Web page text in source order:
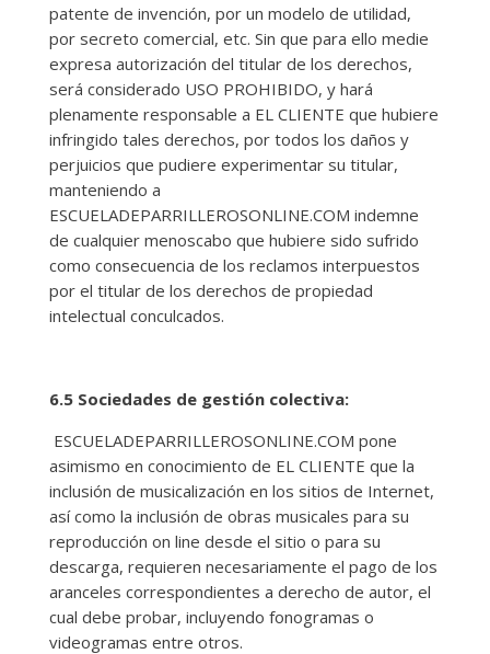
patente de invención, por un modelo de utilidad,
por secreto comercial, etc. Sin que para ello medie
expresa autorización del titular de los derechos,
será considerado USO PROHIBIDO, y hará
plenamente responsable a EL CLIENTE que hubiere
infringido tales derechos, por todos los daños y
perjuicios que pudiere experimentar su titular,
manteniendo a
ESCUELADEPARRILLEROSONLINE.COM indemne
de cualquier menoscabo que hubiere sido sufrido
como consecuencia de los reclamos interpuestos
por el titular de los derechos de propiedad
intelectual conculcados.
6.5 Sociedades de gestión colectiva:
ESCUELADEPARRILLEROSONLINE.COM pone
asimismo en conocimiento de EL CLIENTE que la
inclusión de musicalización en los sitios de Internet,
así como la inclusión de obras musicales para su
reproducción on line desde el sitio o para su
descarga, requieren necesariamente el pago de los
aranceles correspondientes a derecho de autor, el
cual debe probar, incluyendo fonogramas o
videogramas entre otros.